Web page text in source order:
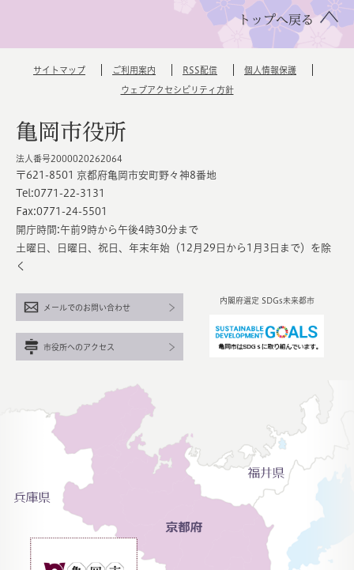
トップへ戻る
サイトマップ ご利用案内 RSS配信 個人情報保護
ウェブアクセシビリティ方針
亀岡市役所
法人番号2000020262064
〒621-8501 京都府亀岡市安町野々神8番地
Tel:0771-22-3131
Fax:0771-24-5501
開庁時間:午前9時から午後4時30分まで
土曜日、日曜日、祝日、年末年始（12月29日から1月3日まで）を除
く
内閣府選定 SDGs未来都市
メールでのお問い合わせ
市役所へのアクセス